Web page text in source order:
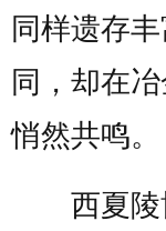
同样遗存
同，却在
悄然共鸣。
西夏陵